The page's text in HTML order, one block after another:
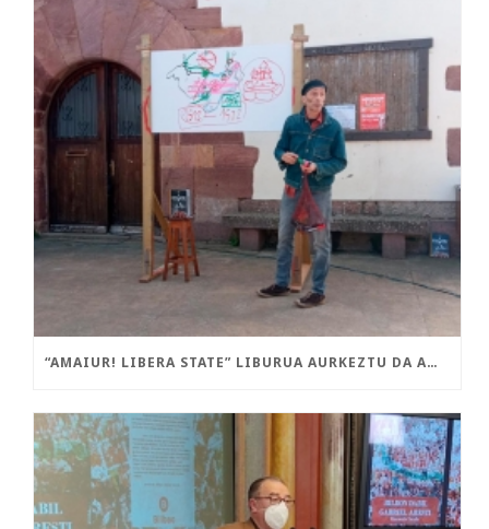
“AMAIUR! LIBERA STATE” LIBURUA AURKEZTU DA AMAIURREN